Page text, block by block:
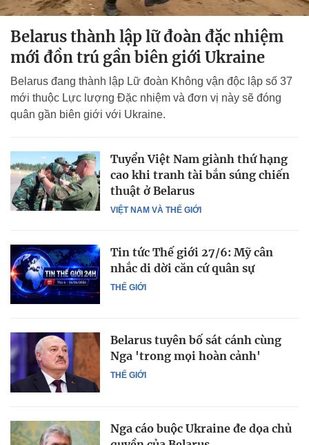
Belarus thành lập lữ đoàn đặc nhiệm
mới đồn trú gần biên giới Ukraine
Belarus đang thành lập Lữ đoàn Không vận độc lập số 37
mới thuộc Lực lượng Đặc nhiệm và đơn vị này sẽ đóng
quân gần biên giới với Ukraine.
VIỆT NAM VÀ THẾ GIỚI
Tuyển Việt Nam giành thứ hạng
cao khi tranh tài bắn súng chiến
thuật ở Belarus
THẾ GIỚI
Tin tức Thế giới 27/6: Mỹ cân
nhắc di dời căn cứ quân sự
THẾ GIỚI
Belarus tuyên bố sát cánh cùng
Nga 'trong mọi hoàn cảnh'
Nga cáo buộc Ukraine đe dọa chủ